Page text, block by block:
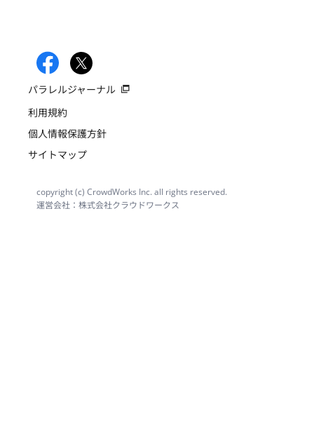
パラレルジャーナル
利用規約
個人情報保護方針
サイトマップ
copyright (c) CrowdWorks Inc. all rights reserved.
運営会社：株式会社クラウドワークス